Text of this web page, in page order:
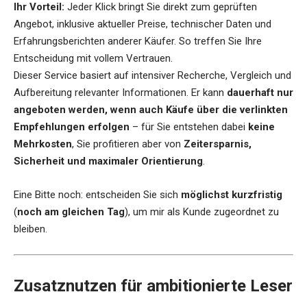
Ihr Vorteil: Jeder Klick bringt Sie direkt zum geprüften
Angebot, inklusive aktueller Preise, technischer Daten und
Erfahrungsberichten anderer Käufer. So treffen Sie Ihre
Entscheidung mit vollem Vertrauen.
Dieser Service basiert auf intensiver Recherche, Vergleich und
Aufbereitung relevanter Informationen. Er kann dauerhaft nur
angeboten werden, wenn auch Käufe über die verlinkten
Empfehlungen erfolgen – für Sie entstehen dabei keine
Mehrkosten, Sie profitieren aber von Zeitersparnis,
Sicherheit und maximaler Orientierung.
Eine Bitte noch: entscheiden Sie sich möglichst kurzfristig
(noch am gleichen Tag), um mir als Kunde zugeordnet zu
bleiben.
Zusatznutzen für ambitionierte Leser